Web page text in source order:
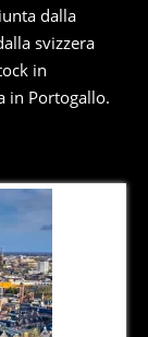
dalla
svizzera
in
in Portogallo.